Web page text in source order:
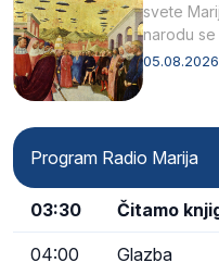
svete
narodu
naziv,
Program Radio Marija
03:30 Čitamo
04:00 Glazba